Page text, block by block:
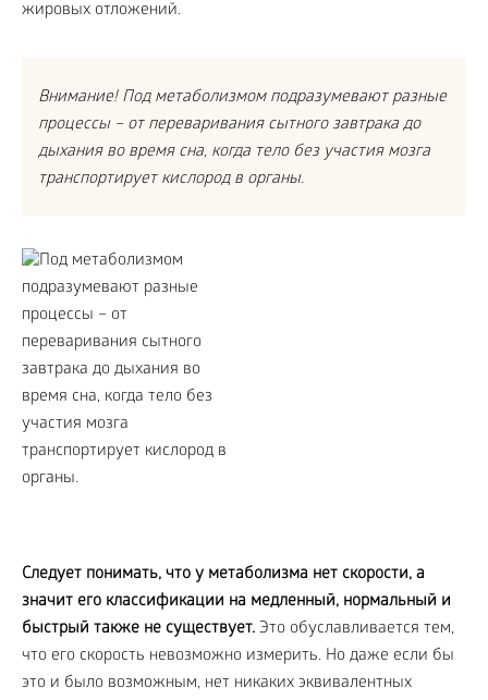
жировых отложений.
Внимание! Под метаболизмом подразумевают разные
процессы – от переваривания сытного завтрака до
дыхания во время сна, когда тело без участия мозга
транспортирует кислород в органы.
Следует понимать, что у метаболизма нет скорости, а
значит его классификации на медленный, нормальный и
быстрый также не существует. Это обуславливается тем,
что его скорость невозможно измерить. Но даже если бы
это и было возможным, нет никаких эквивалентных